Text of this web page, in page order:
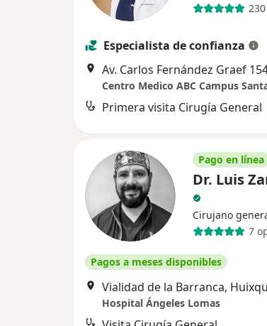
Especialista de confianza
Centro Medico ABC Campus
Primera visita Cirugía General
Pago en línea
Dr. Luis
Cirujano
7
Pagos a meses disponibles
Vialidad de la Barranca,
Hospital Ángeles Lomas